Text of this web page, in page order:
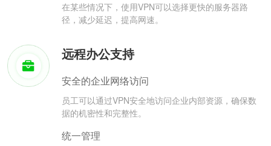
在某些情况下，使用VPN可以选择更快的服务器路
径，减少延迟，提高网速。
远程办公支持
安全的企业网络访问
员工可以通过VPN安全地访问企业内部资源，确保数
据的机密性和完整性。
统一管理